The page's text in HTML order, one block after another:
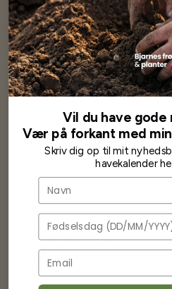
Som skrevet før når jeg har skrevet
venlighed og god service.
Jeg vil klart anbefale andre at købe
Karsten Larsen
Ofte stillede
Frøkvalitet og garanti
Vil du have gode
Vær på forkant med
Skriv dig op til mit
havekalender
Navn
Fødselsdag